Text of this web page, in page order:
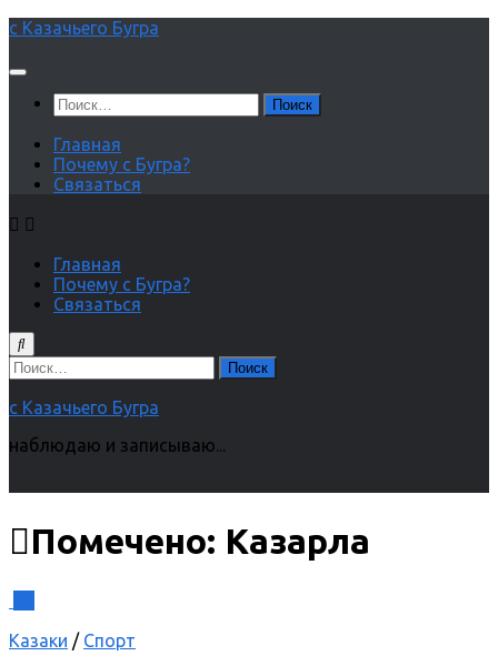
Перейти
содержимому
с Казачьего Бугра
Найти:
Главная
Почему с Бугра?
Связаться
Главная
Почему с Бугра?
Связаться
Найти:
с Казачьего Бугра
наблюдаю и записываю...
Помечено: Казарла
Казаки / Спорт